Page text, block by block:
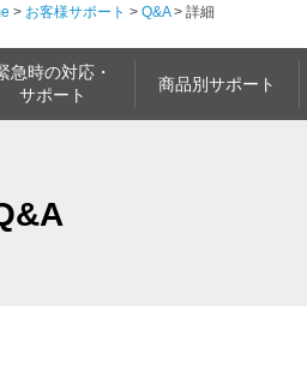
> お客様サポート > Q&A> 詳細
急時の対応・
サポート
商品別サポート